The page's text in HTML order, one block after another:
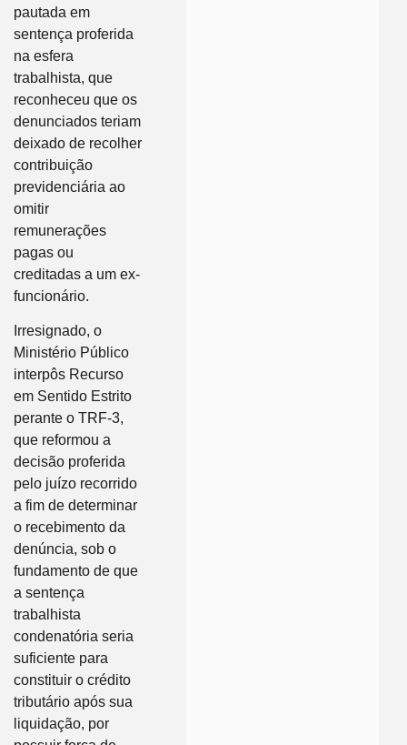
pautada em
sentença proferida
na esfera
trabalhista, que
reconheceu que os
denunciados teriam
deixado de recolher
contribuição
previdenciária ao
omitir
remunerações
pagas ou
creditadas a um ex-
funcionário.
Irresignado, o
Ministério Público
interpôs Recurso
em Sentido Estrito
perante o TRF-3,
que reformou a
decisão proferida
pelo juízo recorrido
a fim de determinar
o recebimento da
denúncia, sob o
fundamento de que
a sentença
trabalhista
condenatória seria
suficiente para
constituir o crédito
tributário após sua
liquidação, por